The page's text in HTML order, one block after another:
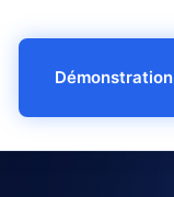
Démonstration